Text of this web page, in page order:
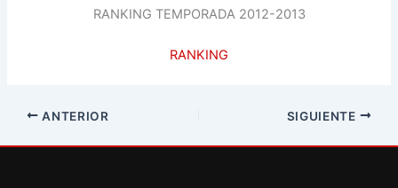
RANKING TEMPORADA 2012-2013
RANKING
ANTERIOR SIGUIENTE